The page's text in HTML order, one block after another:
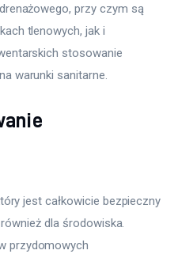
przy czym są
tlenowych, jak i
stosowanie
warunki sanitarne.
jest całkowicie bezpieczny
dla środowiska.
przydomowych